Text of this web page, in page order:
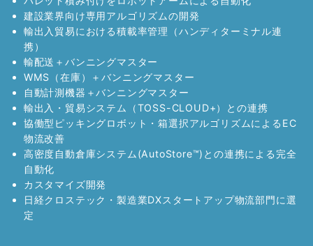
建設業界向け専用アルゴリズムの開発
輸出入貿易における積載率管理（ハンディターミナル連
携）
輸配送＋バンニングマスター
WMS（在庫）＋バンニングマスター
自動計測機器＋バンニングマスター
輸出入・貿易システム（TOSS-CLOUD+）との連携
協働型ピッキングロボット・箱選択アルゴリズムによるEC
物流改善
高密度自動倉庫システム(AutoStore™)との連携による完全
自動化
カスタマイズ開発
日経クロステック・製造業DXスタートアップ物流部門に選
定